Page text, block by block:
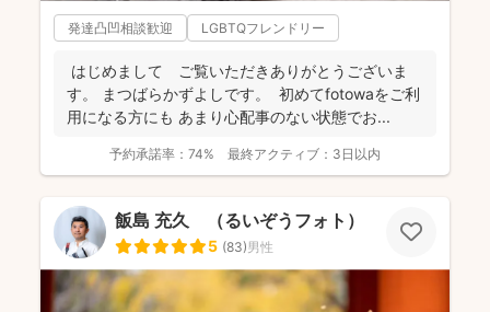
発達凸凹相談歓迎 LGBTQフレンドリー
はじめまして ご覧いただきありがとうございま
す。 まつばらかずよしです。 初めてfotowaをご利
用になる方にも あまり心配事のない状態でお...
予約承諾率： 74% 最終アクティブ： 3日以内
飯島 充久 （るいぞうフォト）
5 (83)男性